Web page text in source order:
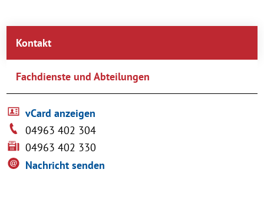
Kontakt
Fachdienste und Abteilungen
vCard anzeigen
04963 402 304
04963 402 330
Nachricht senden